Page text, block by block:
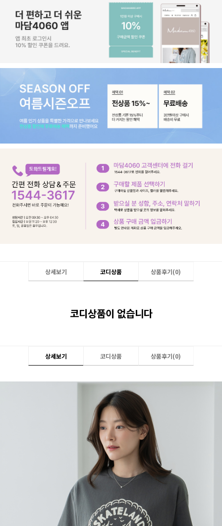
상세보기 코디상품 상품후기(0)
코디상품이 없습니다
상세보기 코디상품 상품후기(0)